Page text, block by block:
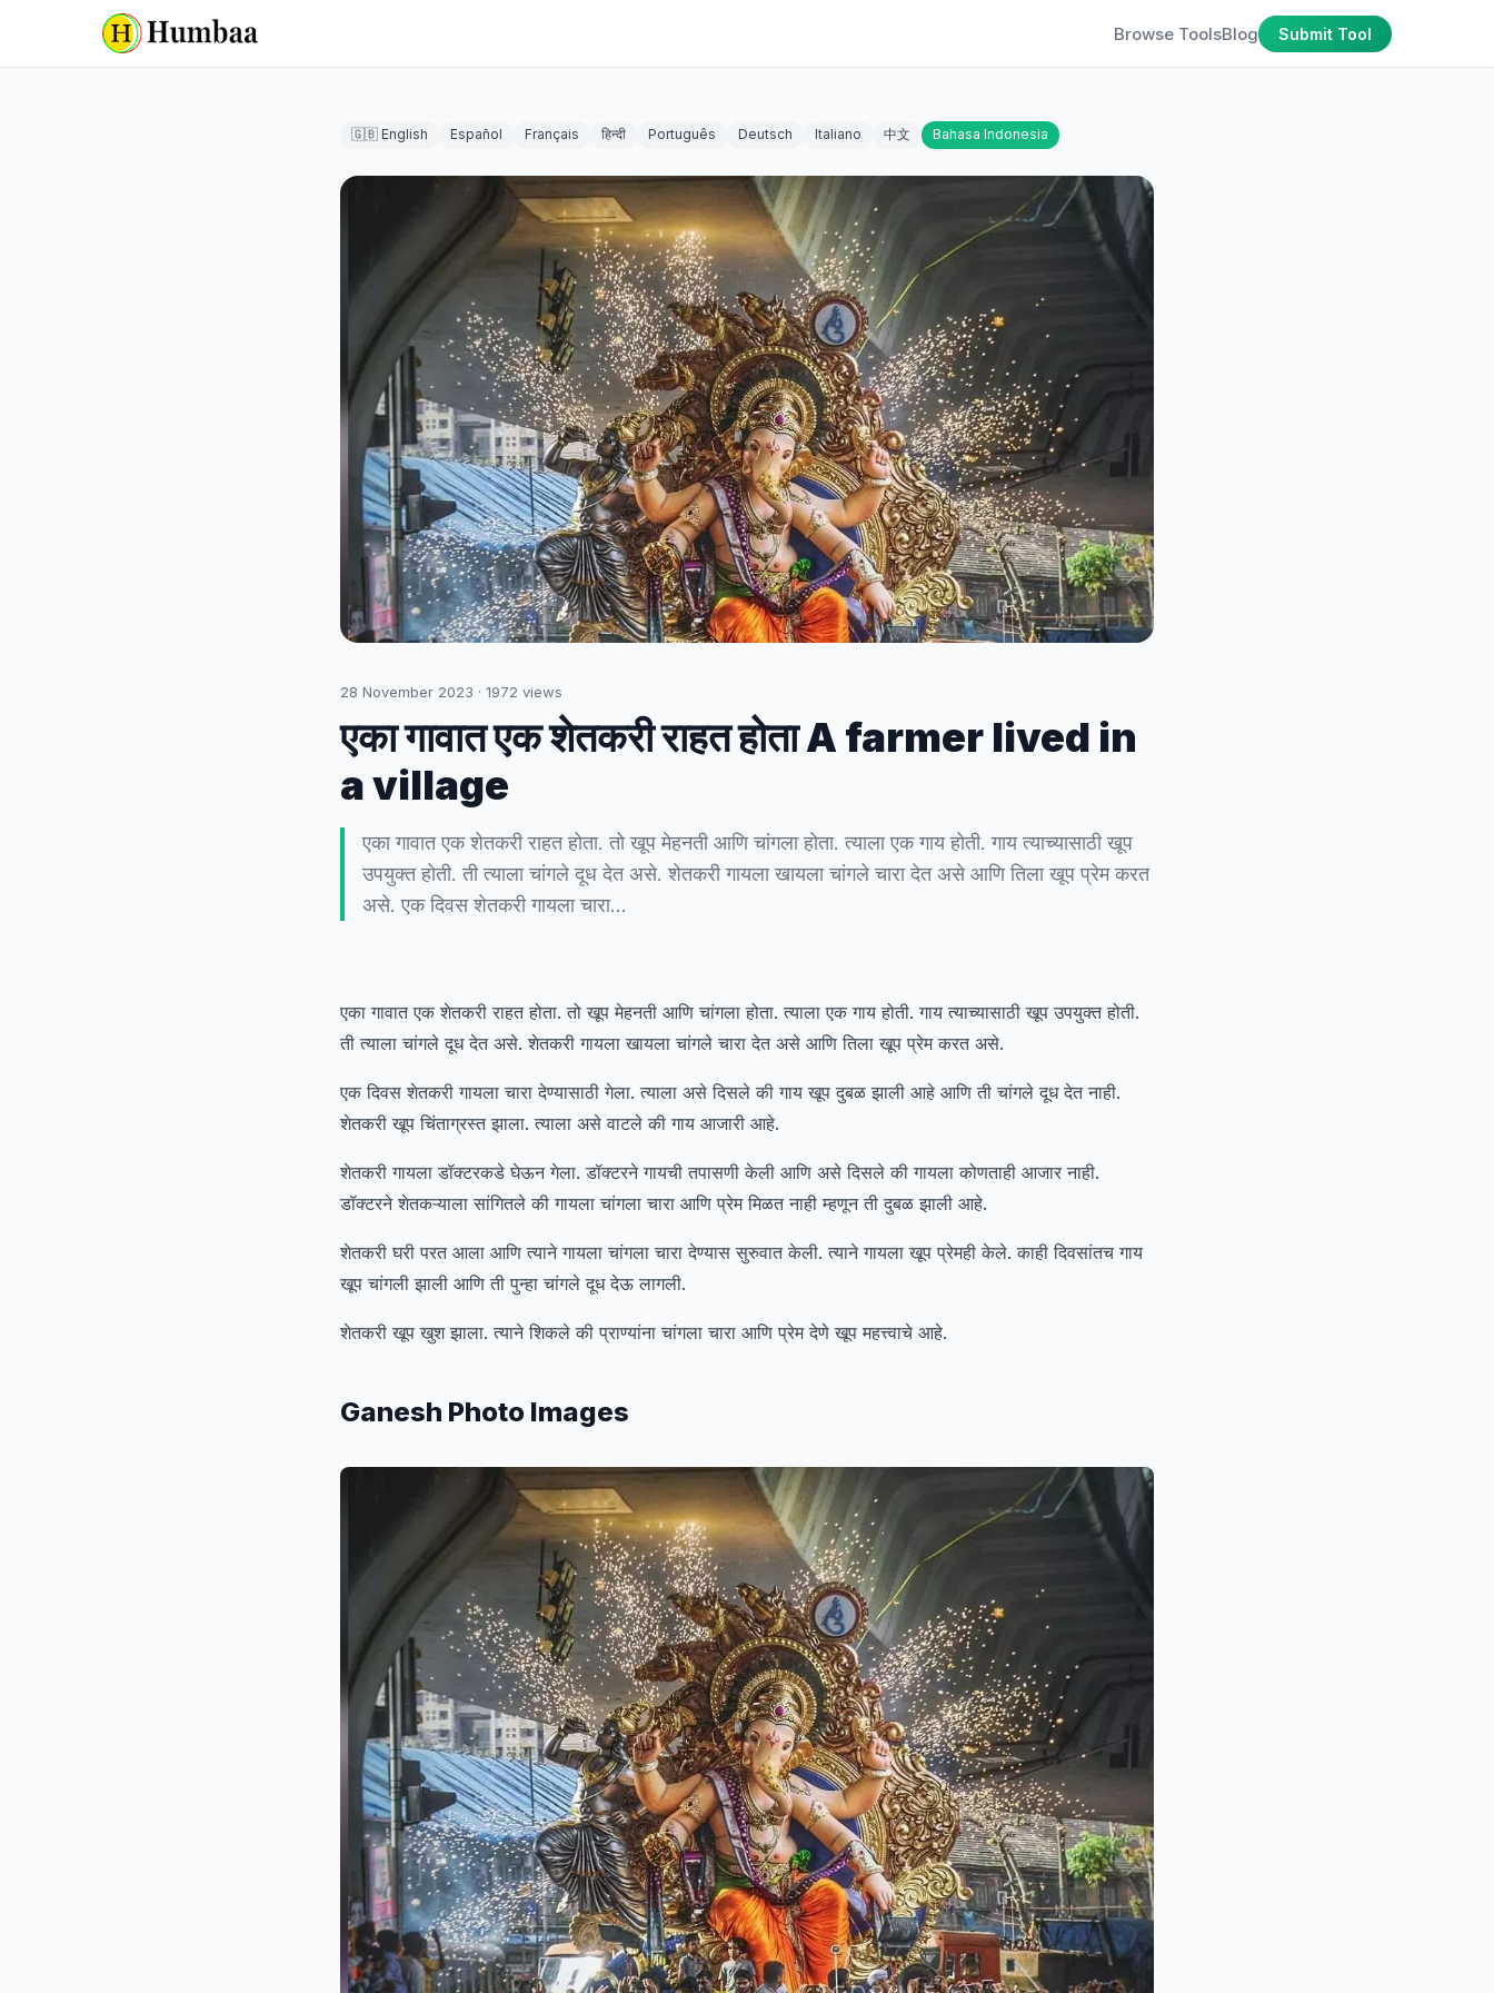
Browse ToolsBlog Submit Tool
🇬🇧 English Español Français हिन्दी Português Deutsch Italiano 中文 Bahasa Indonesia
28 November 2023 · 1972 views
एका गावात एक शेतकरी राहत होता A farmer lived in
a village
एका गावात एक शेतकरी राहत होता. तो खूप मेहनती आणि चांगला होता. त्याला एक गाय होती. गाय त्याच्यासाठी खूप
उपयुक्त होती. ती त्याला चांगले दूध देत असे. शेतकरी गायला खायला चांगले चारा देत असे आणि तिला खूप प्रेम करत
असे. एक दिवस शेतकरी गायला चारा…
एका गावात एक शेतकरी राहत होता. तो खूप मेहनती आणि चांगला होता. त्याला एक गाय होती. गाय त्याच्यासाठी खूप उपयुक्त होती.
ती त्याला चांगले दूध देत असे. शेतकरी गायला खायला चांगले चारा देत असे आणि तिला खूप प्रेम करत असे.
एक दिवस शेतकरी गायला चारा देण्यासाठी गेला. त्याला असे दिसले की गाय खूप दुबळ झाली आहे आणि ती चांगले दूध देत नाही.
शेतकरी खूप चिंताग्रस्त झाला. त्याला असे वाटले की गाय आजारी आहे.
शेतकरी गायला डॉक्टरकडे घेऊन गेला. डॉक्टरने गायची तपासणी केली आणि असे दिसले की गायला कोणताही आजार नाही.
डॉक्टरने शेतकऱ्याला सांगितले की गायला चांगला चारा आणि प्रेम मिळत नाही म्हणून ती दुबळ झाली आहे.
शेतकरी घरी परत आला आणि त्याने गायला चांगला चारा देण्यास सुरुवात केली. त्याने गायला खूप प्रेमही केले. काही दिवसांतच गाय
खूप चांगली झाली आणि ती पुन्हा चांगले दूध देऊ लागली.
शेतकरी खूप खुश झाला. त्याने शिकले की प्राण्यांना चांगला चारा आणि प्रेम देणे खूप महत्त्वाचे आहे.
Ganesh Photo Images